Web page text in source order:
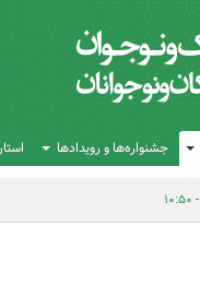
جشنواره‌ها و رویدادها